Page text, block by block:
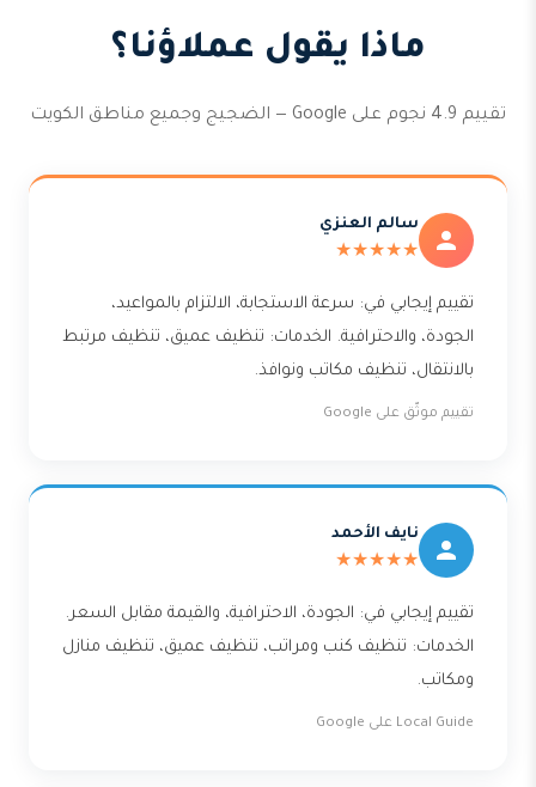
ماذا يقول عملاؤنا؟
تقييم 4.9 نجوم على Google — الضجيج وجميع مناطق الكويت
سالم العنزي
★★★★★
تقييم إيجابي في: سرعة الاستجابة، الالتزام بالمواعيد،
الجودة، والاحترافية. الخدمات: تنظيف عميق، تنظيف مرتبط
بالانتقال، تنظيف مكاتب ونوافذ.
تقييم موثّق على Google
نايف الأحمد
★★★★★
تقييم إيجابي في: الجودة، الاحترافية، والقيمة مقابل السعر.
الخدمات: تنظيف كنب ومراتب، تنظيف عميق، تنظيف منازل
ومكاتب.
Local Guide على Google